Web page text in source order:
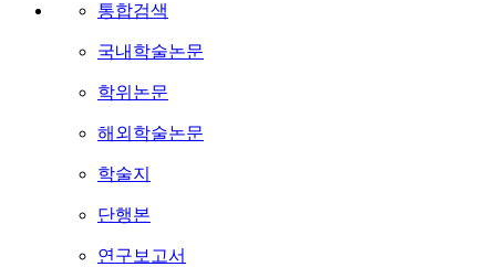
통합검색
국내학술논문
학위논문
해외학술논문
학술지
단행본
연구보고서